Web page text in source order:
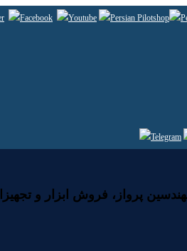
پرواز، فروش ابزار و